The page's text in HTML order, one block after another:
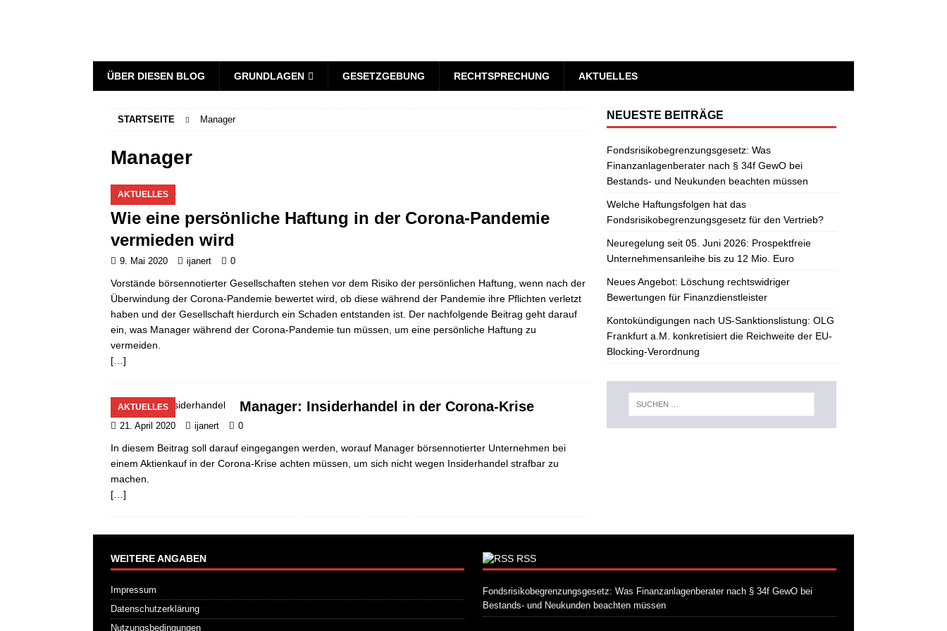
ÜBER DIESEN BLOG GRUNDLAGEN GESETZGEBUNG RECHTSPRECHUNG AKTUELLES
STARTSEITE Manager
Manager
AKTUELLES
Wie eine persönliche Haftung in der Corona-Pandemie
vermieden wird
9. Mai 2020 ijanert 0
Vorstände börsennotierter Gesellschaften stehen vor dem Risiko der persönlichen Haftung, wenn nach der
Überwindung der Corona-Pandemie bewertet wird, ob diese während der Pandemie ihre Pflichten verletzt
haben und der Gesellschaft hierdurch ein Schaden entstanden ist. Der nachfolgende Beitrag geht darauf
ein, was Manager während der Corona-Pandemie tun müssen, um eine persönliche Haftung zu
vermeiden.
[…]
AKTUELLES Manager: Insiderhandel in der Corona-Krise
21. April 2020 ijanert 0
In diesem Beitrag soll darauf eingegangen werden, worauf Manager börsennotierter Unternehmen bei
einem Aktienkauf in der Corona-Krise achten müssen, um sich nicht wegen Insiderhandel strafbar zu
machen.
[…]
NEUESTE BEITRÄGE
Fondsrisikobegrenzungsgesetz: Was
Finanzanlagenberater nach § 34f GewO bei
Bestands- und Neukunden beachten müssen
Welche Haftungsfolgen hat das
Fondsrisikobegrenzungsgesetz für den Vertrieb?
Neuregelung seit 05. Juni 2026: Prospektfreie
Unternehmensanleihe bis zu 12 Mio. Euro
Neues Angebot: Löschung rechtswidriger
Bewertungen für Finanzdienstleister
Kontokündigungen nach US-Sanktionslistung: OLG
Frankfurt a.M. konkretisiert die Reichweite der EU-
Blocking-Verordnung
WEITERE ANGABEN
Impressum
Datenschutzerklärung
Nutzungsbedingungen
RSS
Fondsrisikobegrenzungsgesetz: Was Finanzanlagenberater nach § 34f GewO bei
Bestands- und Neukunden beachten müssen